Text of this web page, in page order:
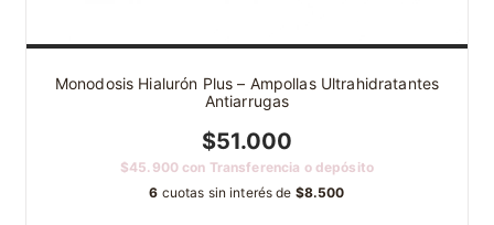
Monodosis Hialurón Plus – Ampollas Ultrahidratantes
Antiarrugas
$51.000
$45.900con Transferencia o depósito
6 cuotas sin interés de $8.500